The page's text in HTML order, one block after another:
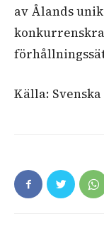
av Ålands
Källa: Svenska